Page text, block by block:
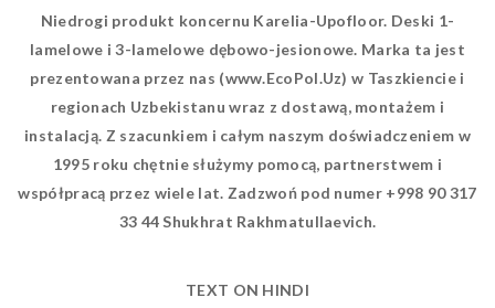
Niedrogi produkt koncernu Karelia-Upofloor. Deski 1-
lamelowe i 3-lamelowe dębowo-jesionowe. Marka ta jest
prezentowana przez nas (www.EcoPol.Uz) w Taszkiencie i
regionach Uzbekistanu wraz z dostawą, montażem i
instalacją. Z szacunkiem i całym naszym doświadczeniem w
1995 roku chętnie służymy pomocą, partnerstwem i
współpracą przez wiele lat. Zadzwoń pod numer +998 90 317
33 44 Shukhrat Rakhmatullaevich.
TEXT ON HINDI